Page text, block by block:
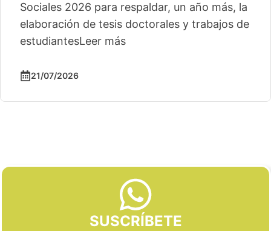
Sociales 2026 para respaldar, un año más, la
elaboración de tesis doctorales y trabajos de
estudiantesLeer más
21/07/2026
SUSCRÍBETE